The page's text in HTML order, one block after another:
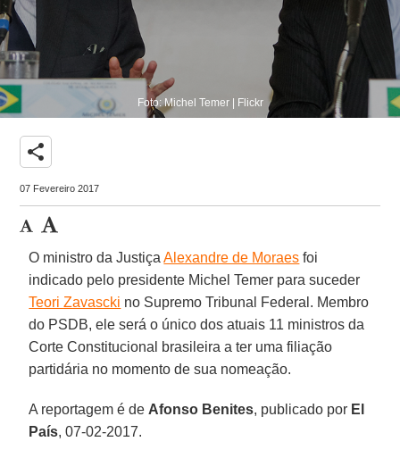
Foto: Michel Temer | Flickr
share
07 Fevereiro 2017
O ministro da JustiçaAlexandre de Moraes foi
indicado pelo presidente Michel Temer para suceder
Teori Zavascki no Supremo Tribunal Federal. Membro
do PSDB, ele será o único dos atuais 11 ministros da
Corte Constitucional brasileira a ter uma filiação
partidária no momento de sua nomeação.
A reportagem é de Afonso Benites, publicado por El
País, 07-02-2017.